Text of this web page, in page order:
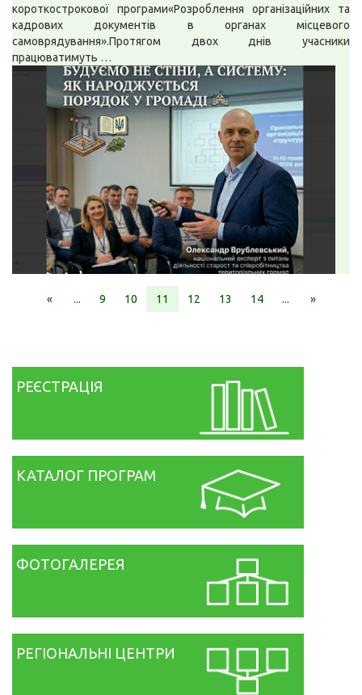
короткострокової програми«Розроблення організаційних та
кадрових документів в органах місцевого
самоврядування».Протягом двох днів учасники
працюватимуть …
« ... 9 10 11 12 13 14 ... »
РЕЄСТРАЦІЯ
КАТАЛОГ ПРОГРАМ
ФОТОГАЛЕРЕЯ
РЕГІОНАЛЬНІ ЦЕНТРИ